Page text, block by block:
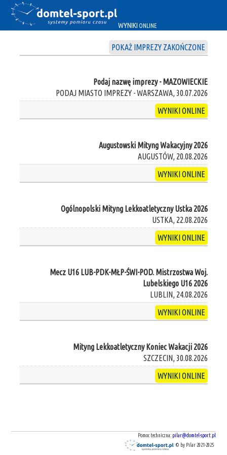
WYNIKI ONLINE
POKAŻ IMPREZY ZAKOŃCZONE
Podaj nazwę imprezy - MAZOWIECKIE
PODAJ MIASTO IMPREZY - WARSZAWA, 30.07.2026
WYNIKI ONLINE
Augustowski Mityng Wakacyjny 2026
AUGUSTÓW, 20.08.2026
WYNIKI ONLINE
Ogólnopolski Mityng Lekkoatletyczny Ustka 2026
USTKA, 22.08.2026
WYNIKI ONLINE
Mecz U16 LUB-PDK-MŁP-ŚWI-POD. Mistrzostwa Woj.
Lubelskiego U16 2026
LUBLIN, 24.08.2026
WYNIKI ONLINE
Mityng Lekkoatletyczny Koniec Wakacji 2026
SZCZECIN, 30.08.2026
WYNIKI ONLINE
Pomoc techniczna: pilar@domtel-sport.pl
© by Pilar 2021-2025